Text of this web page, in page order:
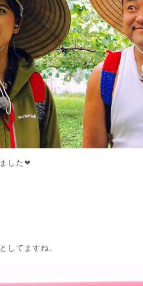
した❤
してますね。